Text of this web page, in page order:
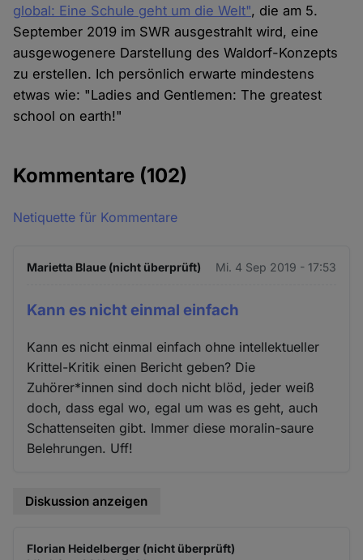
global: Eine Schule geht um die Welt", die am 5.
September 2019 im SWR ausgestrahlt wird, eine
ausgewogenere Darstellung des Waldorf-Konzepts
zu erstellen. Ich persönlich erwarte mindestens
etwas wie: "Ladies and Gentlemen: The greatest
school on earth!"
Kommentare (102)
Netiquette für Kommentare
Marietta Blaue (nicht überprüft) Mi. 4 Sep 2019 - 17:53
Kann es nicht einmal einfach
Kann es nicht einmal einfach ohne intellektueller
Krittel-Kritik einen Bericht geben? Die
Zuhörer*innen sind doch nicht blöd, jeder weiß
doch, dass egal wo, egal um was es geht, auch
Schattenseiten gibt. Immer diese moralin-saure
Belehrungen. Uff!
Diskussion anzeigen
Florian Heidelberger (nicht überprüft)